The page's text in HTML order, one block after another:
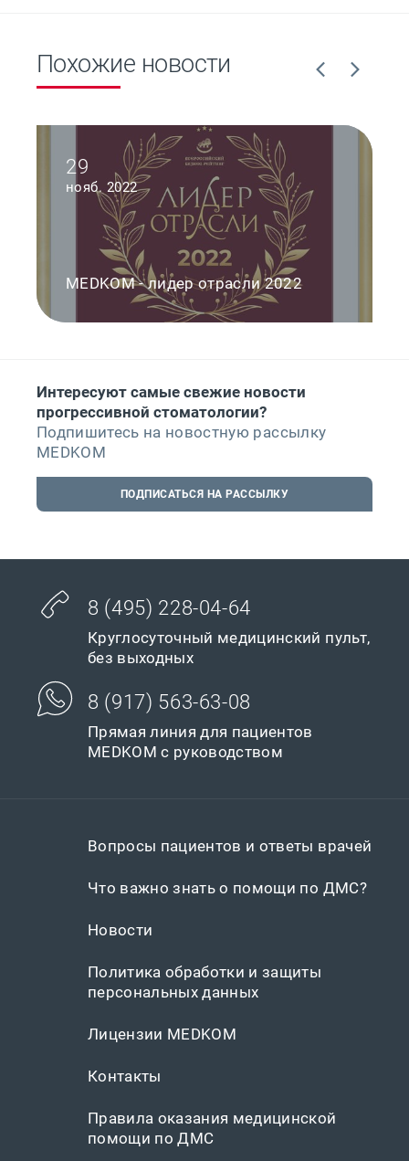
Похожие новости
29
нояб. 2022
MEDKOM - лидер отрасли 2022
Интересуют самые свежие новости
прогрессивной стоматологии?
Подпишитесь на новостную рассылку
MEDKOM
ПОДПИСАТЬСЯ НА РАССЫЛКУ
8 (495) 228-04-64
Круглосуточный медицинский пульт,
без выходных
8 (917) 563-63-08
Прямая линия для пациентов
MEDKOM с руководством
Вопросы пациентов и ответы врачей
Что важно знать о помощи по ДМС?
Новости
Политика обработки и защиты
персональных данных
Лицензии MEDKOM
Контакты
Правила оказания медицинской
помощи по ДМС